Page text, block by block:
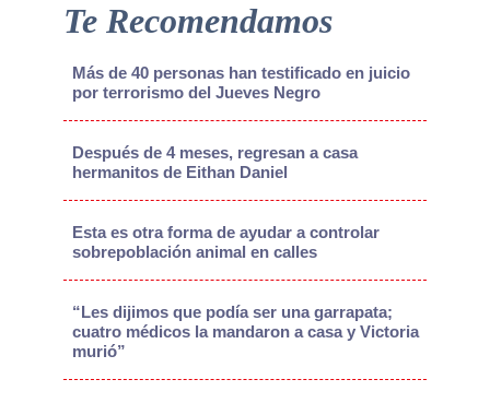
Te Recomendamos
Más de 40 personas han testificado en juicio
por terrorismo del Jueves Negro
Después de 4 meses, regresan a casa
hermanitos de Eithan Daniel
Esta es otra forma de ayudar a controlar
sobrepoblación animal en calles
“Les dijimos que podía ser una garrapata;
cuatro médicos la mandaron a casa y Victoria
murió”